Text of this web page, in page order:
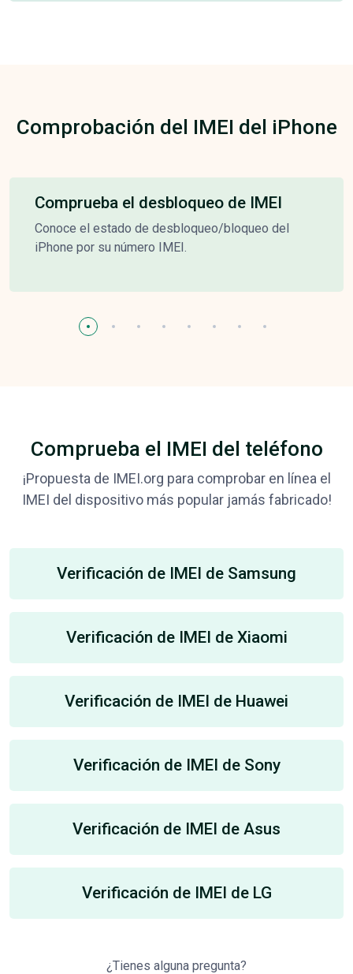
Comprobación del IMEI del iPhone
Comprueba el desbloqueo de IMEI
Conoce el estado de desbloqueo/bloqueo del
iPhone por su número IMEI.
Comprueba el IMEI del teléfono
¡Propuesta de IMEI.org para comprobar en línea el
IMEI del dispositivo más popular jamás fabricado!
Verificación de IMEI de Samsung
Verificación de IMEI de Xiaomi
Verificación de IMEI de Huawei
Verificación de IMEI de Sony
Verificación de IMEI de Asus
Verificación de IMEI de LG
¿Tienes alguna pregunta?